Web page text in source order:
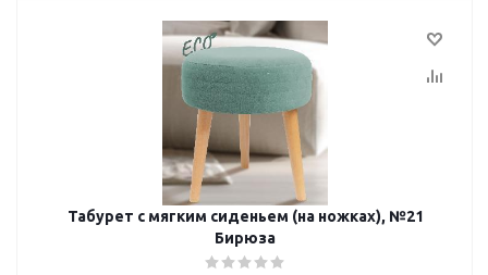
Табурет с мягким сиденьем (на ножках), №21
Бирюза